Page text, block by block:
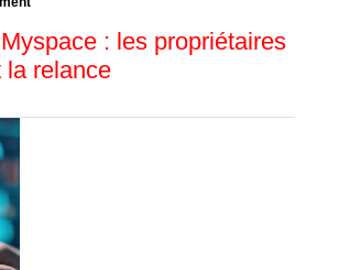
: les propriétaires
la relance